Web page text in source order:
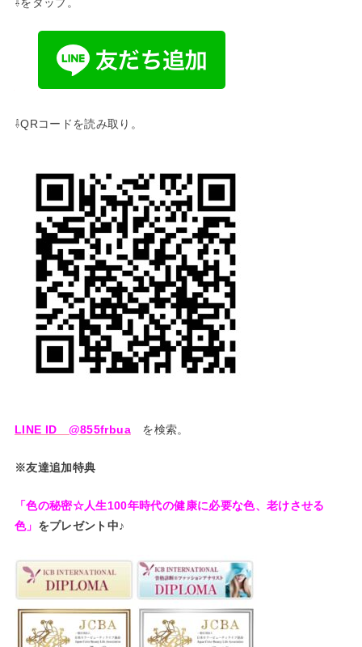
⇩QRコードを読み取り。
LINE ID @855frbuaを検索。
※友達追加特典
「色の秘密☆人生100年時代の健康に必要な色、老けさせる
色」 をプレゼント中♪